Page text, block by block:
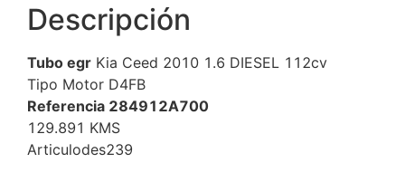
Descripción
Tubo egr Kia Ceed 2010 1.6 DIESEL 112cv
Tipo Motor D4FB
Referencia 284912A700
129.891 KMS
Articulodes239